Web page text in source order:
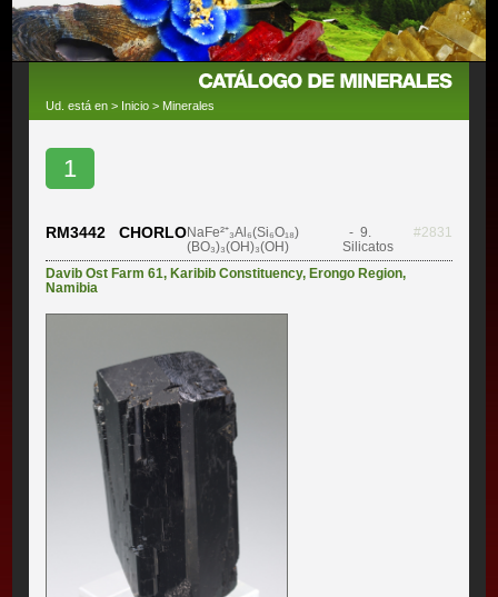
Ud. está en > Inicio > Minerales
1
RM3442 CHORLONaFe²⁺₃Al₆(Si₆O₁₈)
(BO₃)₃(OH)₃(OH)
- 9.
Silicatos
#2831
Davib Ost Farm 61,Karibib Constituency,Erongo Region,
Namibia